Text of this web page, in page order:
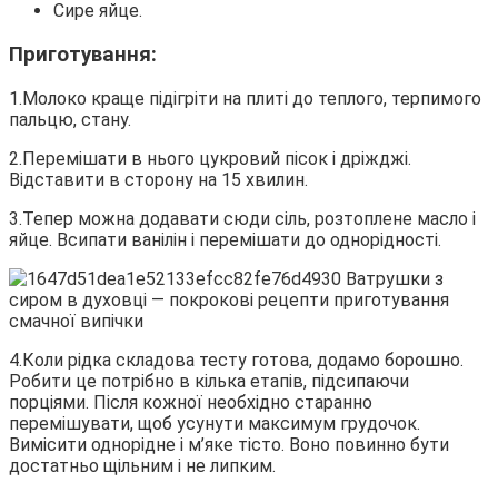
Сире яйце.
Приготування:
1.Молоко краще підігріти на плиті до теплого, терпимого
пальцю, стану.
2.Перемішати в нього цукровий пісок і дріжджі.
Відставити в сторону на 15 хвилин.
3.Тепер можна додавати сюди сіль, розтоплене масло і
яйце. Всипати ванілін і перемішати до однорідності.
4.Коли рідка складова тесту готова, додамо борошно.
Робити це потрібно в кілька етапів, підсипаючи
порціями. Після кожної необхідно старанно
перемішувати, щоб усунути максимум грудочок.
Вимісити однорідне і м’яке тісто. Воно повинно бути
достатньо щільним і не липким.